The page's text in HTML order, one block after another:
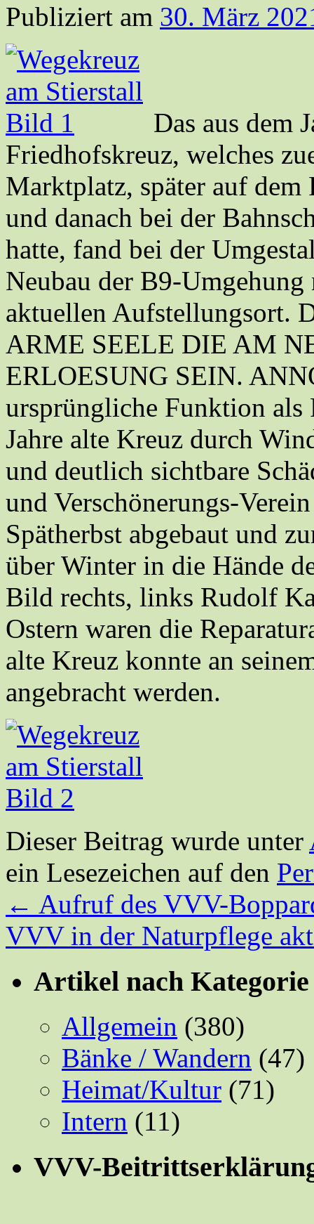
Publiziert am 30. März
Das aus dem
Friedhofskreuz, welches
Marktplatz, später auf
und danach bei der
hatte, fand bei der
Neubau der B9-
aktuellen Aufstellungsort.
ARME SEELE DIE AM
ERLOESUNG SEIN.
ursprüngliche Funktion als
Jahre alte Kreuz durch
und deutlich sichtbare
und Verschönerungs-
Spätherbst abgebaut und
über Winter in die Hände
Bild rechts, links Rudolf
Ostern waren die
alte Kreuz konnte an
angebracht werden.
Dieser Beitrag wurde unter
ein Lesezeichen auf den
← Aufruf des VVV-
VVV in der Naturpflege
Artikel nach Kategorie
Allgemein (380)
Bänke / Wandern (47)
Heimat/Kultur (71)
Intern (11)
VVV-